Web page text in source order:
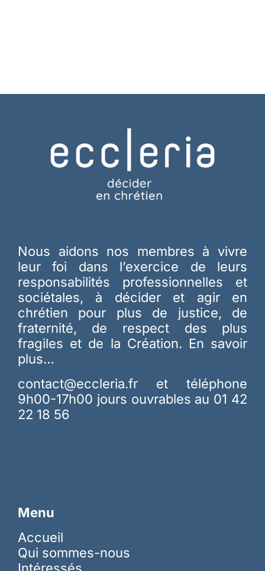
Nous aidons nos membres à vivre
leur foi dans l’exercice de leurs
responsabilités professionnelles et
sociétales, à décider et agir en
chrétien pour plus de justice, de
fraternité, de respect des plus
fragiles et de la Création. En savoir
plus…
contact@eccleria.fr et téléphone
9h00-17h00 jours ouvrables au 01 42
22 18 56
Menu
Accueil
Qui sommes-nous